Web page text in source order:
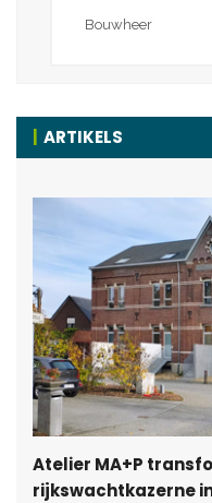
Bouwheer
ARTIKELS
Atelier MA+P
rijkswachtkazerne